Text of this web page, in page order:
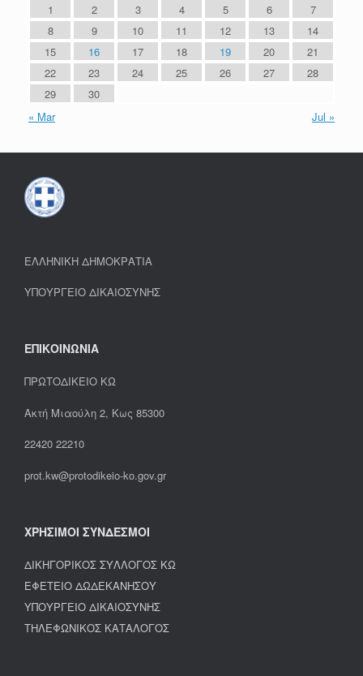
1
2 3 4 5 6
7
8
9 10 11 12 13
14
15
16 17 18 19 20
21
22
23 24 25 26 27
28
29
30
« Mar
Jul »
ΕΛΛΗΝΙΚΗ ΔΗΜΟΚΡΑΤΙΑ
ΥΠΟΥΡΓΕΙΟ ΔΙΚΑΙΟΣΥΝΗΣ
ΕΠΙΚΟΙΝΩΝΙΑ
ΠΡΩΤΟΔΙΚΕΙΟ ΚΩ
Ακτή Μιαούλη 2, Κως 85300
22420 22210
prot.kw@protodikeio-ko.gov.gr
ΧΡΗΣΙΜΟΙ ΣΥΝΔΕΣΜΟΙ
ΔΙΚΗΓΟΡΙΚΟΣ ΣΥΛΛΟΓΟΣ ΚΩ
ΕΦΕΤΕΙΟ ΔΩΔΕΚΑΝΗΣΟΥ
ΥΠΟΥΡΓΕΙΟ ΔΙΚΑΙΟΣΥΝΗΣ
ΤΗΛΕΦΩΝΙΚΟΣ ΚΑΤΑΛΟΓΟΣ